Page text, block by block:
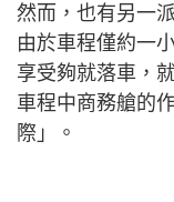
然而，也有另一
由於車程僅約一
享受夠就落車，
車程中商務艙的
際」。